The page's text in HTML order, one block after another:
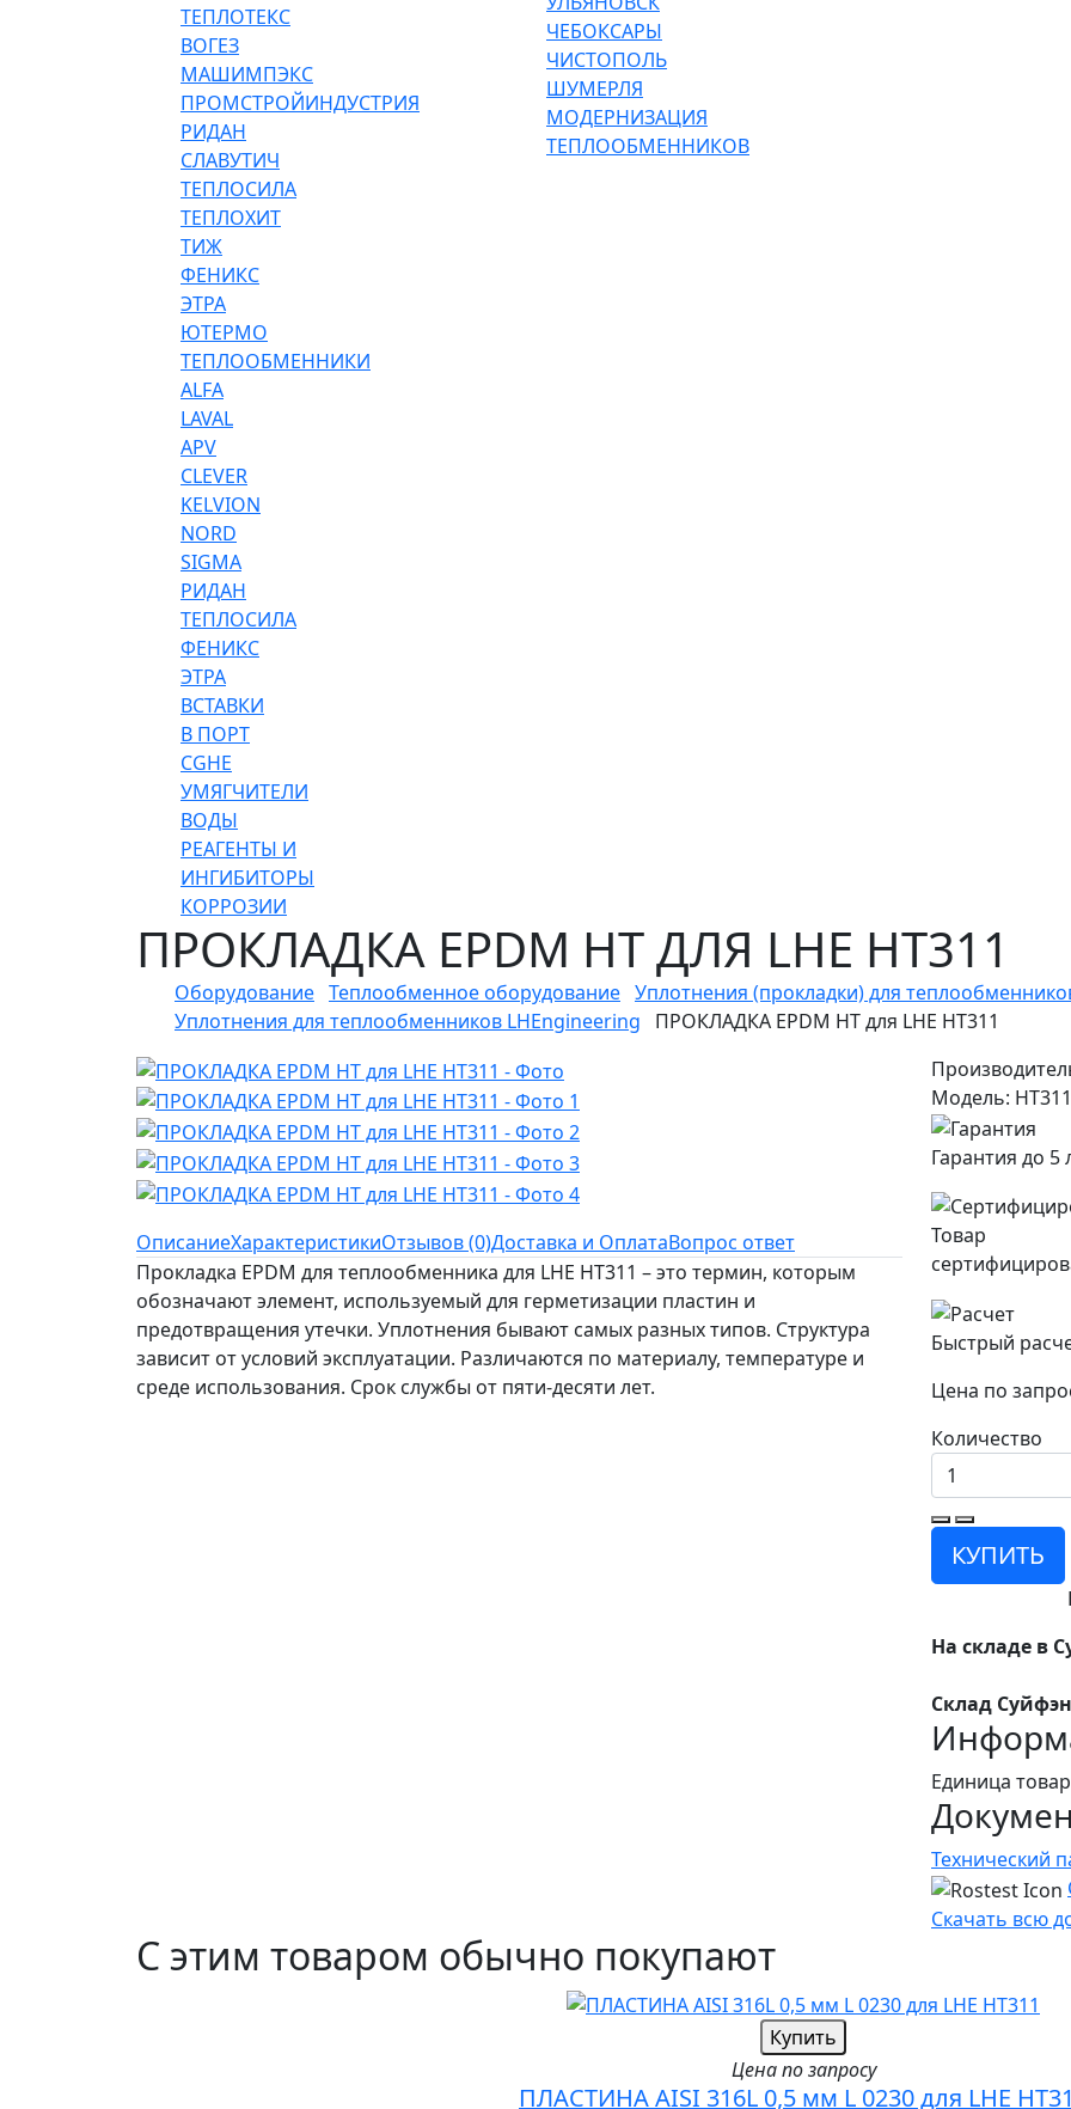
ТЕПЛОТЕКС
ВОГЕЗ
МАШИМПЭКС
ПРОМСТРОЙИНДУСТРИЯ
РИДАН
СЛАВУТИЧ
ТЕПЛОСИЛА
ТЕПЛОХИТ
ТИЖ
ФЕНИКС
ЭТРА
ЮТЕРМО
ТЕПЛООБМЕННИКИ
ALFA
LAVAL
APV
CLEVER
KELVION
NORD
SIGMA
РИДАН
ТЕПЛОСИЛА
ФЕНИКС
ЭТРА
ВСТАВКИ
В ПОРТ
CGHE
УМЯГЧИТЕЛИ
ВОДЫ
РЕАГЕНТЫ И
ИНГИБИТОРЫ
КОРРОЗИИ
ЧЕБОКСАРЫ
ЧИСТОПОЛЬ
ШУМЕРЛЯ
МОДЕРНИЗАЦИЯ
ТЕПЛООБМЕННИКОВ
ПРОКЛАДКА EPDM HT ДЛЯ LHE HT311
Оборудование Теплообменное оборудование Уплотнения (прокладки) для
Уплотнения для теплообменников LHEngineering
ПРОКЛАДКА EPDM HT для LHE HT311
ОписаниеХарактеристикиОтзывов (0)Доставка и ОплатаВопрос ответ
Прокладка EPDM для теплообменника для LHE HT311 – это термин, которым
обозначают элемент, используемый для герметизации пластин и
предотвращения утечки. Уплотнения бывают самых разных типов. Структура
зависит от условий эксплуатации. Различаются по материалу, температуре и
среде использования. Срок службы от пяти-десяти лет.
Модель: HT311
Гарантия до 5
Товар
Быстрый
Цена по
Количество
КУПИТЬ
На складе в
Склад
Единица
Технический
Скачать всю
С этим товаром обычно покупают
Купить
Цена по запросу
ПЛАСТИНА AISI 316L 0,5 мм L 0230 для LHE